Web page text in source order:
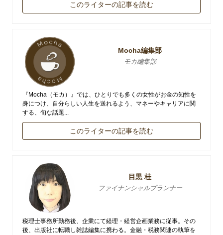
このライターの記事を読む
Mocha編集部
モカ編集部
『Mocha（モカ）』では、ひとりでも多くの女性がお金の知性を
身につけ、自分らしい人生を送れるよう、マネーやキャリアに関
する、旬な話題...
このライターの記事を読む
目黒 桂
ファイナンシャルプランナー
税理士事務所勤務後、企業にて経理・経営企画業務に従事。その
後、出版社に転職し雑誌編集に携わる。金融・税務関連の執筆を